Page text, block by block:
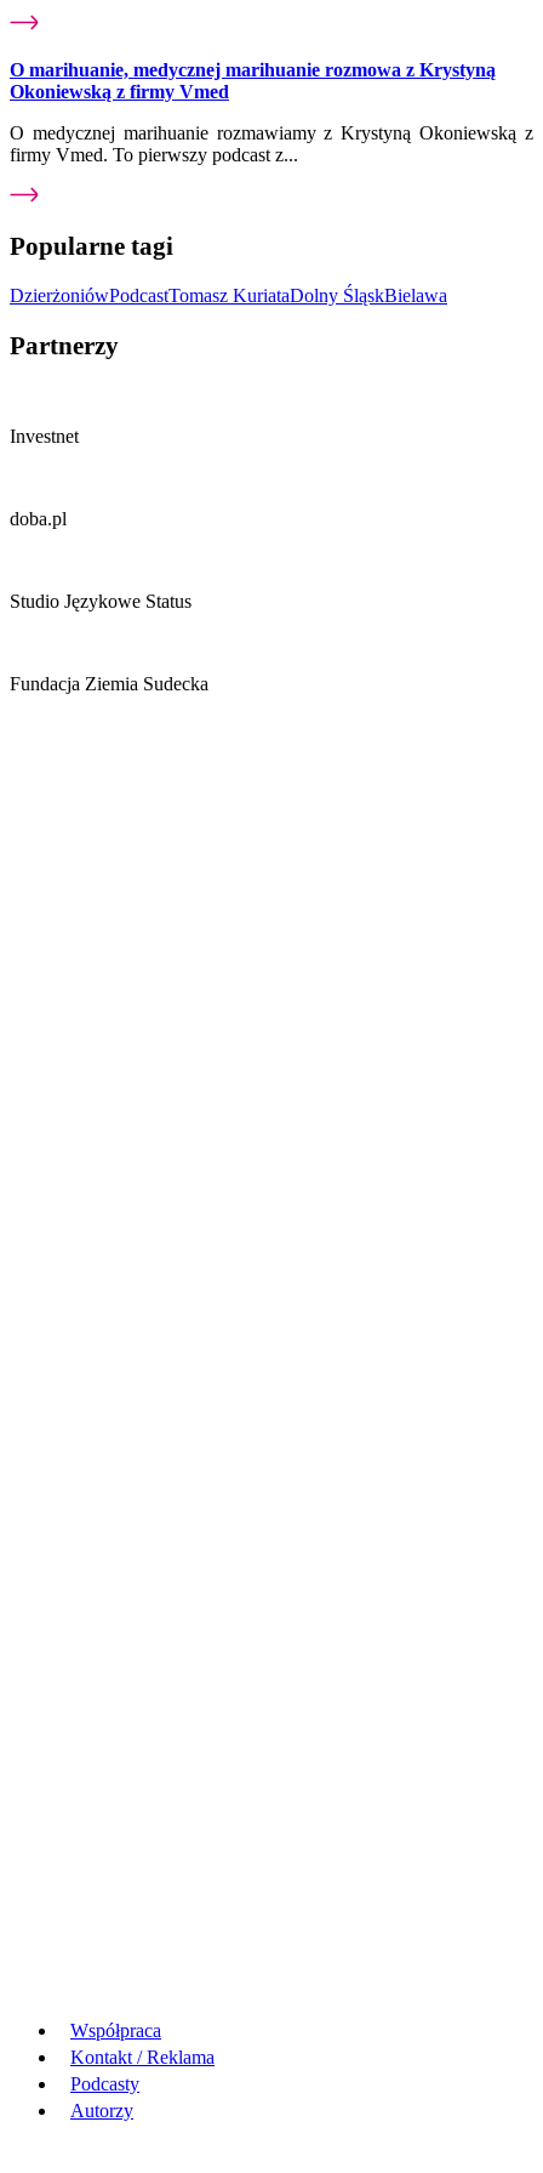
O marihuanie, medycznej marihuanie rozmowa z Krystyną
Okoniewską z firmy Vmed
O medycznej marihuanie rozmawiamy z Krystyną Okoniewską z
firmy Vmed. To pierwszy podcast z...
Popularne tagi
DzierżoniówPodcastTomasz KuriataDolny ŚląskBielawa
Partnerzy
Investnet
doba.pl
Studio Językowe Status
Fundacja Ziemia Sudecka
Współpraca
Kontakt / Reklama
Podcasty
Autorzy